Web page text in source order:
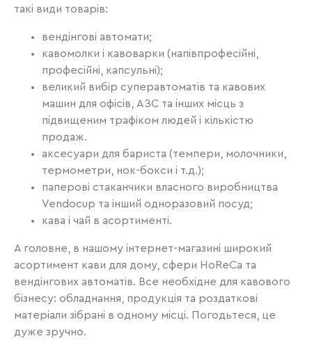
такі види товарів:
вендінгові автомати;
кавомолки і кавоварки (напівпрофесійні,
професійні, капсульні);
великий вибір суперавтоматів та кавових
машин для офісів, АЗС та інших місць з
підвищеним трафіком людей і кількістю
продаж.
аксесуари для бариста (темпери, молочники,
термометри, нок-бокси і т.д.);
паперові стаканчики власного виробництва
Vendocup та інший одноразовий посуд;
кава і чай в асортименті.
А головне, в нашому інтернет-магазині широкий
асортимент кави для дому, сфери HoReCa та
вендінгових автоматів. Все необхідне для кавового
бізнесу: обладнання, продукція та роздаткові
матеріали зібрані в одному місці. Погодьтеся, це
дуже зручно.